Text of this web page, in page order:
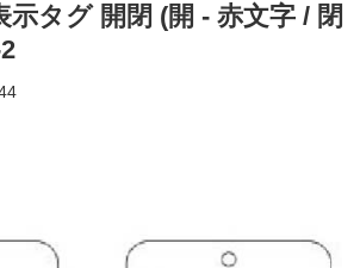
示タグ 開閉 (開 - 赤文字 / 閉